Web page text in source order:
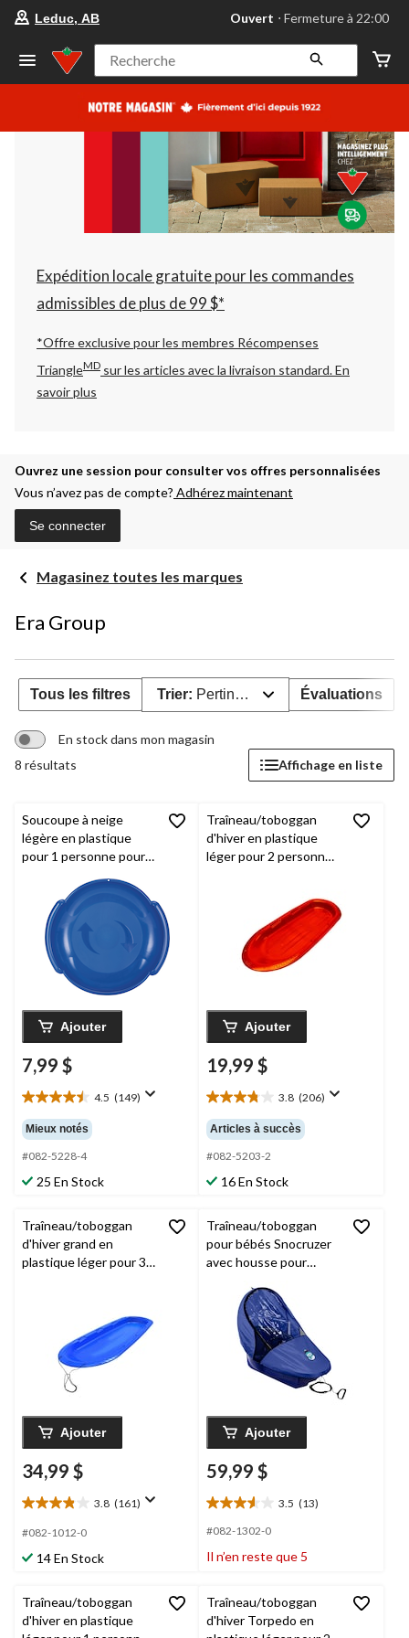
votre
préféré
Leduc,
AB,
courament
Fermeture
à
22:00
cliquer
pour
changer
Leduc, AB Ouvert ⋅ Fermeture à 22:00
Recherche
Expédition locale gratuite pour les commandes
admissibles de plus de 99 $*
*Offre exclusive pour les membres Récompenses
TriangleMD sur les articles avec la livraison standard.En
savoir plus
Ouvrez une session pour consulter vos offres personnalisées
Vous n’avez pas de compte? Adhérez maintenant
Se connecter
Magasinez toutes les marques
Era Group
Tous les filtres Trier: Pertinence Évaluations
En stock dans mon magasin
8 résultats
Affichage en liste
Soucoupe à neige
légère en plastique
pour 1 personne pour
Ajouter
7,99 $
4.5 (149)
4.5
étoile(s)
sur
5.
149
évaluations
Mieux notés
#082-5228-4
25 En Stock
Traîneau/toboggan
d'hiver en plastique
léger pour 2 personnes
Ajouter
19,99 $
3.8 (206)
3.8
étoile(s)
sur
5.
206
évaluations
Articles à succès
#082-5203-2
16 En Stock
Traîneau/toboggan
d'hiver grand en
plastique léger pour 3
Ajouter
34,99 $
3.8 (161)
3.8
étoile(s)
5.
évaluations
#082-1012-0
14 En Stock
Traîneau/toboggan
pour bébés Snocruzer
avec housse pour
mois, bleu
Ajouter
59,99 $
3.5 (13)
3.5
étoile(s)
5.
évaluations
#082-1302-0
Il n’en reste que 5
Traîneau/toboggan
d'hiver en plastique
Traîneau/toboggan
d'hiver Torpedo en